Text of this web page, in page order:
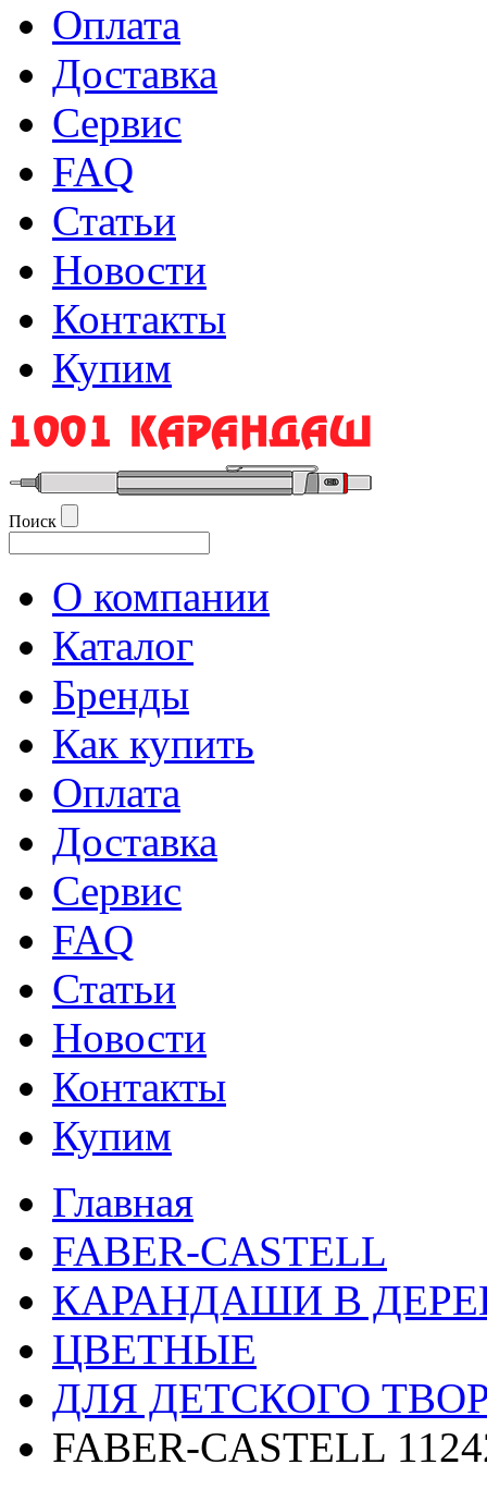
Оплата
Доставка
Сервис
FAQ
Статьи
Новости
Контакты
Купим
Поиск
О компании
Каталог
Бренды
Как купить
Оплата
Доставка
Сервис
FAQ
Статьи
Новости
Контакты
Купим
Главная
FABER-CASTELL
КАРАНДАШИ В
ЦВЕТНЫЕ
ДЛЯ ДЕТСКОГО
FABER-CASTELL